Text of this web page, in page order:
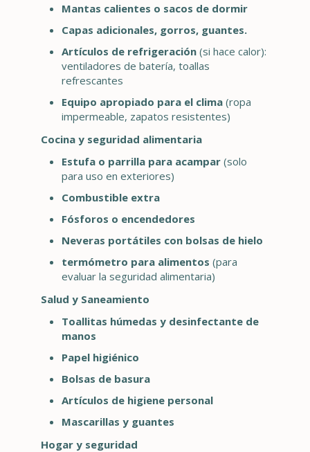
Mantas calientes o sacos de dormir
Capas adicionales, gorros, guantes.
Artículos de refrigeración (si hace calor):
ventiladores de batería, toallas
refrescantes
Equipo apropiado para el clima (ropa
impermeable, zapatos resistentes)
Cocina y seguridad alimentaria
Estufa o parrilla para acampar (solo
para uso en exteriores)
Combustible extra
Fósforos o encendedores
Neveras portátiles con bolsas de hielo
termómetro para alimentos (para
evaluar la seguridad alimentaria)
Salud y Saneamiento
Toallitas húmedas y desinfectante de
manos
Papel higiénico
Bolsas de basura
Artículos de higiene personal
Mascarillas y guantes
Hogar y seguridad